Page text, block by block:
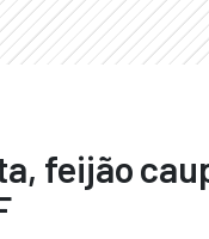
feijão